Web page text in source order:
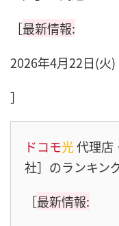
［最新情報:
2026年4月22日(火)
］
ドコモ光代理店
社］のランキン
［最新情報: